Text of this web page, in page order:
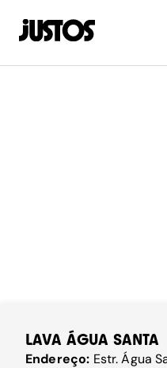
LAVA ÁGUA SANTA
Endereço: Estr. Água